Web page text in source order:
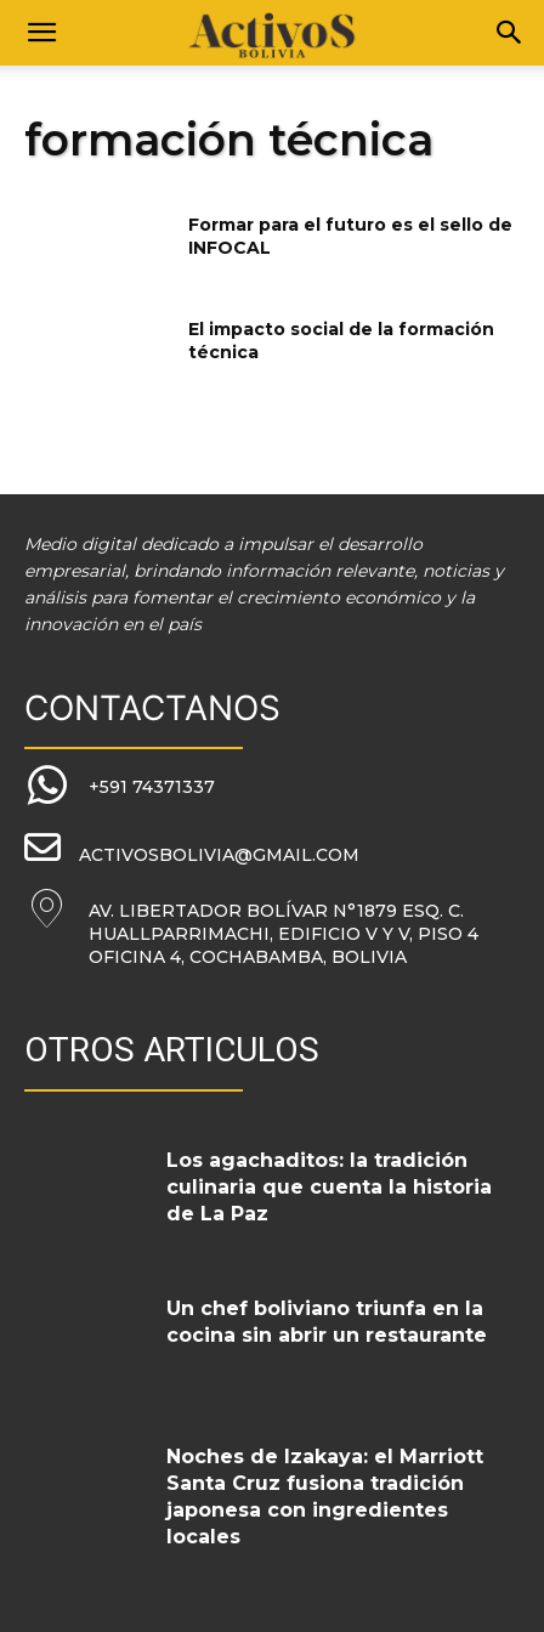
formación técnica
Formar para el futuro es el sello de
INFOCAL
El impacto social de la formación
técnica
Medio digital dedicado a impulsar el desarrollo
empresarial, brindando información relevante, noticias y
análisis para fomentar el crecimiento económico y la
innovación en el país
CONTACTANOS
+591 74371337
ACTIVOSBOLIVIA@GMAIL.COM
AV. LIBERTADOR BOLÍVAR N°1879 ESQ. C.
HUALLPARRIMACHI, EDIFICIO V Y V, PISO 4
OFICINA 4, COCHABAMBA, BOLIVIA
OTROS ARTICULOS
Los agachaditos: la tradición
culinaria que cuenta la historia
de La Paz
Un chef boliviano triunfa en la
cocina sin abrir un restaurante
Noches de Izakaya: el Marriott
Santa Cruz fusiona tradición
japonesa con ingredientes
locales